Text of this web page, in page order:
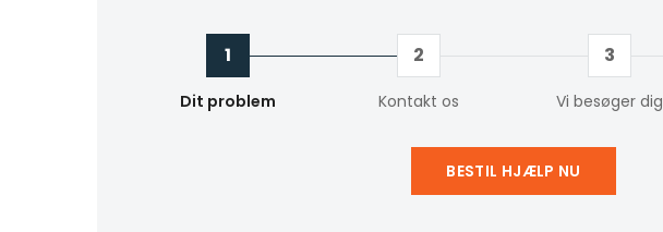
1
Dit problem
2
Kontakt os
3
Vi besøger dig
BESTIL HJÆLP NU